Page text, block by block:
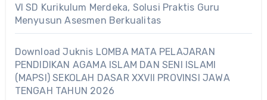
VI SD Kurikulum Merdeka, Solusi Praktis Guru
Menyusun Asesmen Berkualitas
Download Juknis LOMBA MATA PELAJARAN
PENDIDIKAN AGAMA ISLAM DAN SENI ISLAMI
(MAPSI) SEKOLAH DASAR XXVII PROVINSI JAWA
TENGAH TAHUN 2026